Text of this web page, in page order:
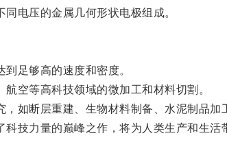
电压的金属几何形状电极组成。
足够高的速度和密度。
空等高科技领域的微加工和材料切割。
断层重建、生物材料制备、水泥制品加
力量的巅峰之作，将为人类生产和生活